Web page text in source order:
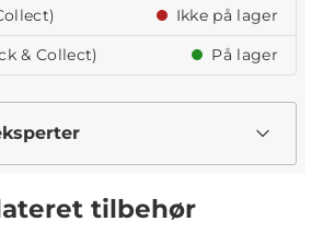
Ikke på lager
& Collect)
På lager
tilbehør